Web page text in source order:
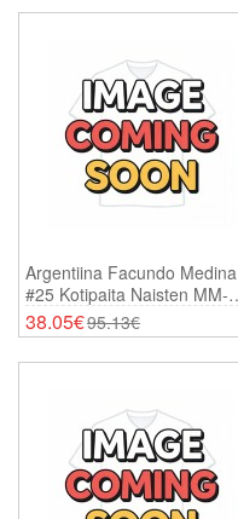
Argentiina Facundo Medina
#25 Kotipaita Naisten MM-
Kisat 2026 Lyhythihainen
38.05€95.13€